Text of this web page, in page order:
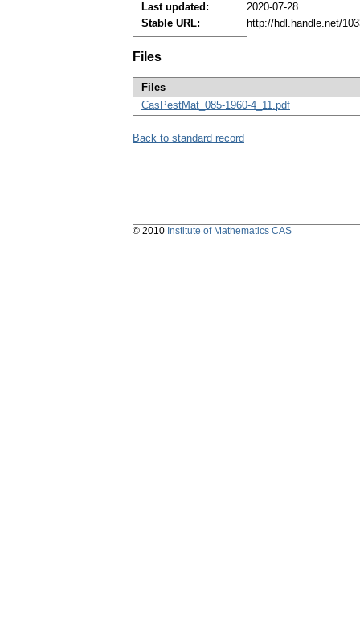
Last updated:
2020-07-28
Stable URL:
http://hdl.handle.net/
Files
Files
CasPestMat_085-1960-4_11.pdf
Back to standard record
© 2010 Institute of Mathematics CAS